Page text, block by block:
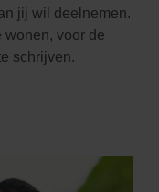
jij wil deelnemen.
wonen, voor de
schrijven.